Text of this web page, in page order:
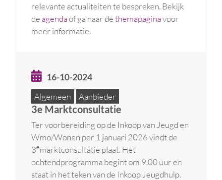
relevante actualiteiten te bespreken. Bekijk
de agendaof ga naar dethemapaginavoor
meer informatie.
16-10-2024
Algemeen Aanbieder
3e Marktconsultatie
Ter voorbereiding op de Inkoop van Jeugd en
Wmo/Wonen per 1 januari 2026 vindt de
3emarktconsultatie plaat. Het
ochtendprogramma begint om 9.00 uur en
staat in het teken van de Inkoop Jeugdhulp.